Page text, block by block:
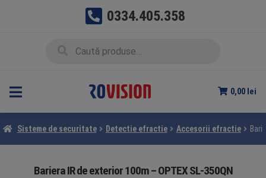
0334.405.358
0,00 lei
Sisteme de securitate Detectie efractie Accesorii efractie
Bariera IR de exterior 100m – OPTEX SL-350QN